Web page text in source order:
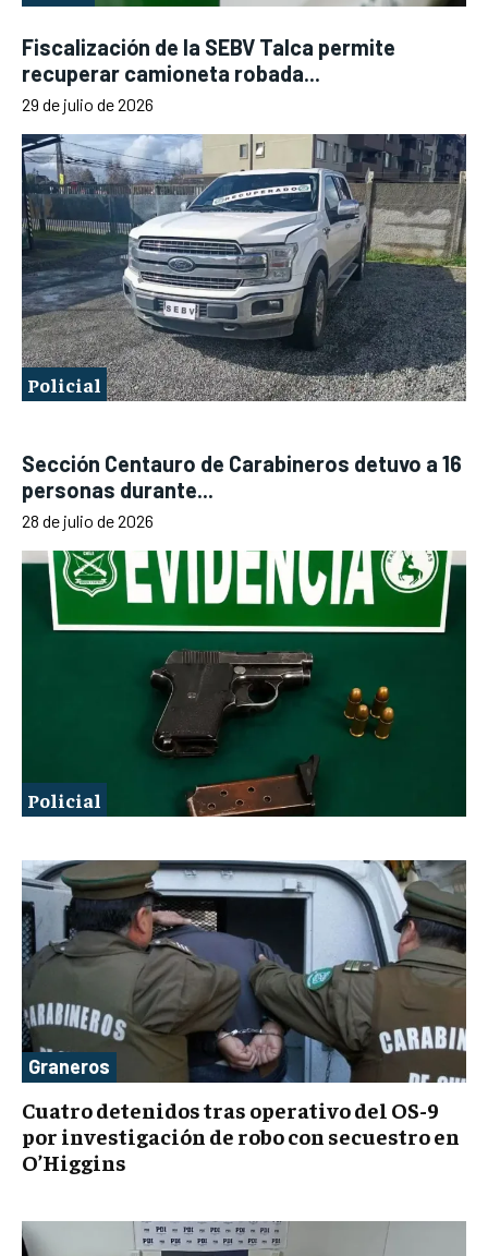
Fiscalización de la SEBV Talca permite
recuperar camioneta robada...
29 de julio de 2026
Policial
Sección Centauro de Carabineros detuvo a 16
personas durante...
28 de julio de 2026
Policial
Graneros
Cuatro detenidos tras operativo del OS-9
por investigación de robo con secuestro en
O’Higgins